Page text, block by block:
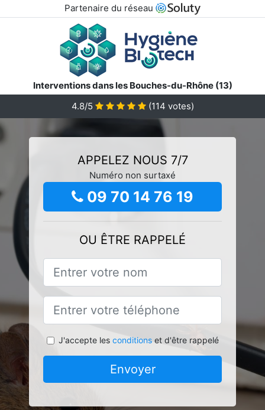
Partenaire du réseau
Interventions dans les Bouches-du-Rhône (13)
4.8/5
(114 votes)
APPELEZ NOUS 7/7
Numéro non surtaxé
09 70 14 76 19
OU ÊTRE RAPPELÉ
J'accepte les conditionset d'être rappelé
Envoyer